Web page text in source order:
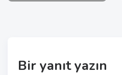
Bir yanıt yazın